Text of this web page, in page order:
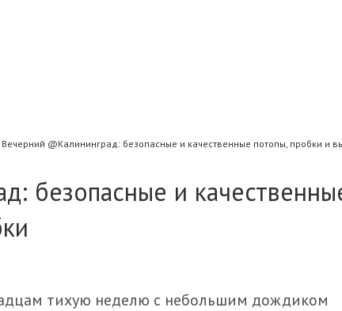
Вечерний @Калининград: безопасные и качественные потопы, пробки и
безопасные и
тихую неделю с небольшим дождиком